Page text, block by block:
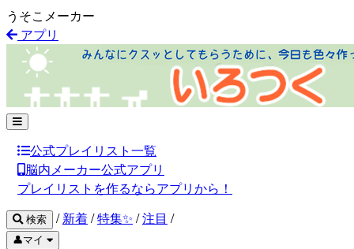
うそこメーカー
アプリ
公式プレイリスト一覧
脳内メーカー公式アプリ
プレイリストを作るならアプリから！
検索 / 新着/特集✨ /注目 /
👤マイ